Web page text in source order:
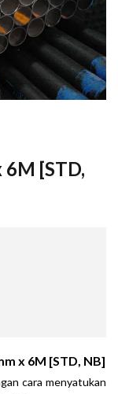
[STD,
x 6M [STD, NB]
cara menyatukan